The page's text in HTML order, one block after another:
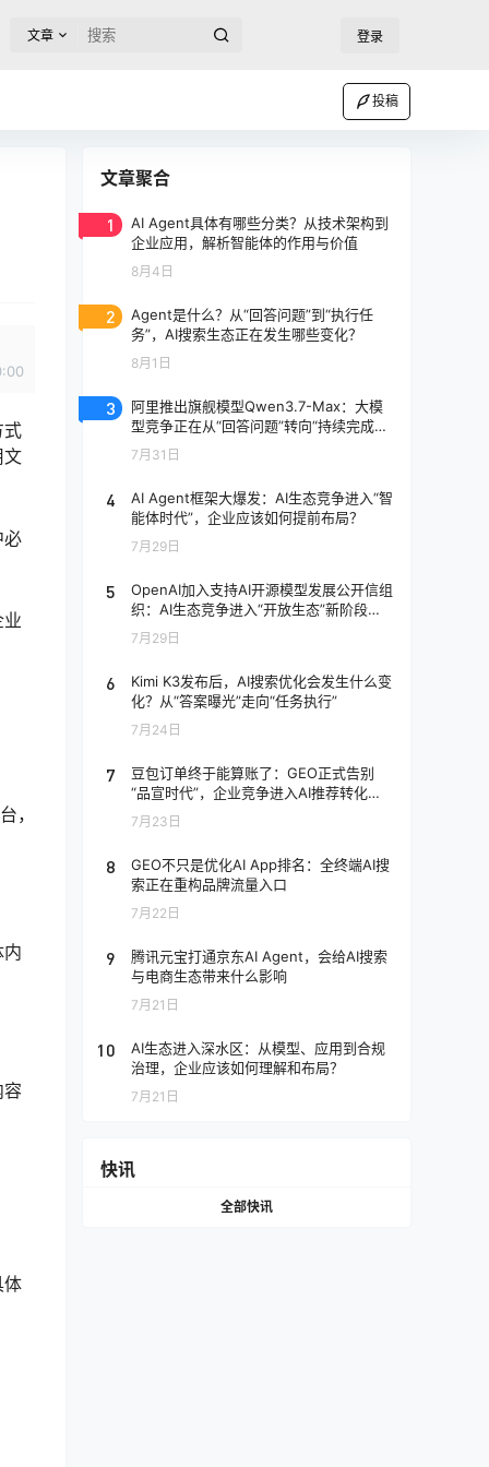
文章 登录
投稿
式
文
必
，
容
体
文章聚合
1
AI Agent具体有哪些分类？从技术架构到
企业应用，解析智能体的作用与价值
8月4日
2
Agent是什么？从“回答问题”到“执行任
务”，AI搜索生态正在发生哪些变化？
8月1日
3
阿里推出旗舰模型Qwen3.7-Max：大模
型竞争正在从“回答问题”转向“持续完成任
务”
7月31日
4
AI Agent框架大爆发：AI生态竞争进入“智
能体时代”，企业应该如何提前布局？
7月29日
5
OpenAI加入支持AI开源模型发展公开信组
织：AI生态竞争进入“开放生态”新阶段，
企业应该如何应对？
7月29日
6
Kimi K3发布后，AI搜索优化会发生什么变
化？从“答案曝光”走向“任务执行”
7月24日
7
豆包订单终于能算账了：GEO正式告别
“品宣时代”，企业竞争进入AI推荐转化阶
段
7月23日
8
GEO不只是优化AI App排名：全终端AI搜
索正在重构品牌流量入口
7月22日
9
腾讯元宝打通京东AI Agent，会给AI搜索
与电商生态带来什么影响
7月21日
10
AI生态进入深水区：从模型、应用到合规
治理，企业应该如何理解和布局？
7月21日
快讯
全部快讯